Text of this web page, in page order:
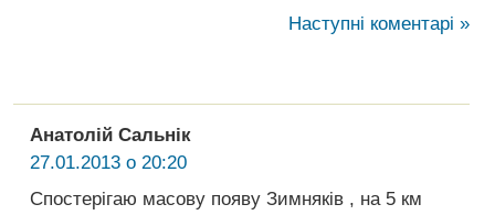
Наступні коментарі »
Анатолій Сальнік
27.01.2013 о 20:20
Спостерігаю масову появу Зимняків , на 5 км